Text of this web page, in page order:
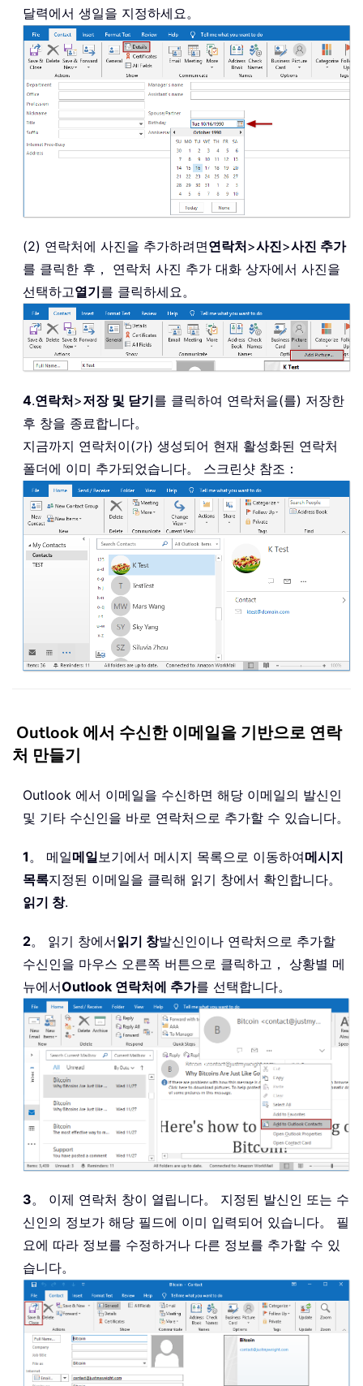
달력에서 생일을 지정하세요。
(2) 연락처에 사진을 추가하려면연락처>사진>사진 추가
를 클릭한 후， 연락처 사진 추가 대화 상자에서 사진을
선택하고열기를 클릭하세요。
4.연락처>저장 및 닫기를 클릭하여 연락처을(를) 저장한
후 창을 종료합니다。
지금까지 연락처이(가) 생성되어 현재 활성화된 연락처
폴더에 이미 추가되었습니다。 스크린샷 참조：
Outlook 에서 수신한 이메일을 기반으로 연락
처 만들기
Outlook 에서 이메일을 수신하면 해당 이메일의 발신인
및 기타 수신인을 바로 연락처으로 추가할 수 있습니다。
1。 메일메일보기에서 메시지 목록으로 이동하여메시지
목록지정된 이메일을 클릭해 읽기 창에서 확인합니다。
읽기 창.
2。 읽기 창에서읽기 창발신인이나 연락처으로 추가할
수신인을 마우스 오른쪽 버튼으로 클릭하고， 상황별 메
뉴에서Outlook 연락처에 추가를 선택합니다。
3。 이제 연락처 창이 열립니다。 지정된 발신인 또는 수
신인의 정보가 해당 필드에 이미 입력되어 있습니다。 필
요에 따라 정보를 수정하거나 다른 정보를 추가할 수 있
습니다。